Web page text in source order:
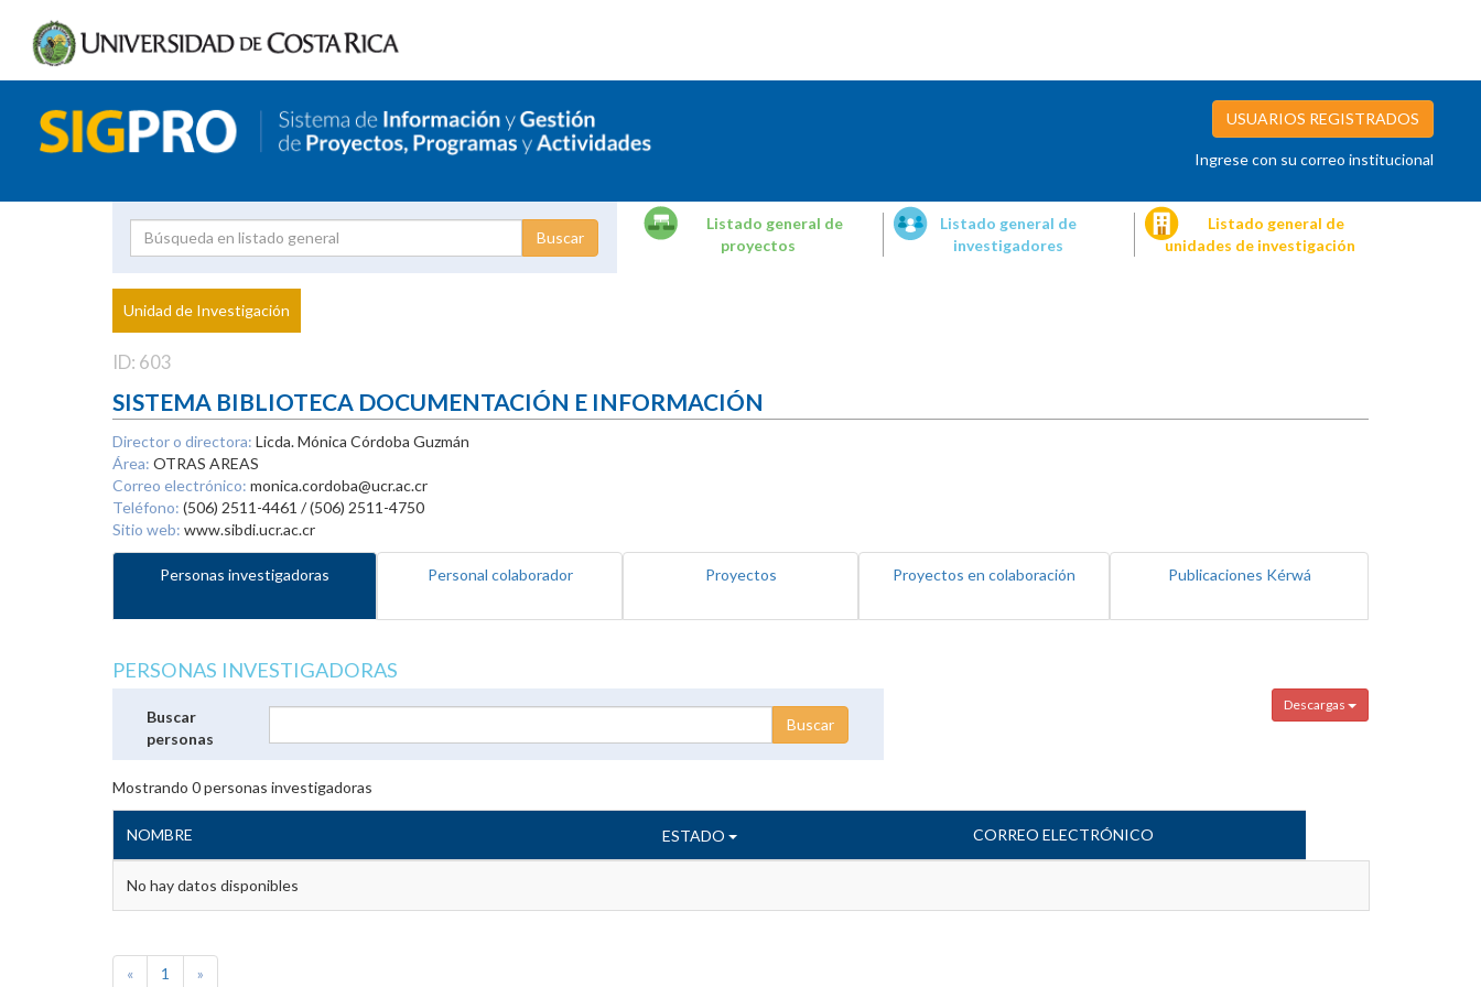
USUARIOS REGISTRADOS
Ingrese con su correo institucional
Proyecto
Investigador
Listado general de
proyectos
Listado general de
investigadores
Listado general de
unidades de investigación
Unidad de Investigación
ID: 603
SISTEMA BIBLIOTECA DOCUMENTACIÓN E INFORMACIÓN
Director o directora: Licda. Mónica Córdoba Guzmán
Área: OTRAS AREAS
Correo electrónico: monica.cordoba@ucr.ac.cr
Teléfono: (506) 2511-4461 / (506) 2511-4750
Sitio web: www.sibdi.ucr.ac.cr
Personas investigadoras Personal colaborador Proyectos Proyectos en colaboración Publicaciones Kérwá
PERSONAS INVESTIGADORAS
Descargas
Buscar
personas
Mostrando 0personas investigadoras
NOMBRE ESTADO CORREO ELECTRÓNICO
No hay datos disponibles
« 1 »